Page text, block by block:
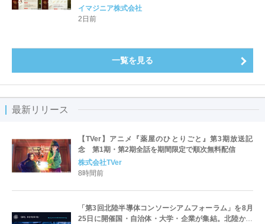
公開！
イマジニア株式会社
2日前
一覧を見る
最新リリース
【TVer】アニメ『薬屋のひとりごと』第3期放送記
念 第1期・第2期全話を期間限定で順次無料配信
株式会社TVer
8時間前
「第3回北陸半導体コンソーシアムフォーラム」を8月
25日に開催国・自治体・大学・企業が集結。北陸から